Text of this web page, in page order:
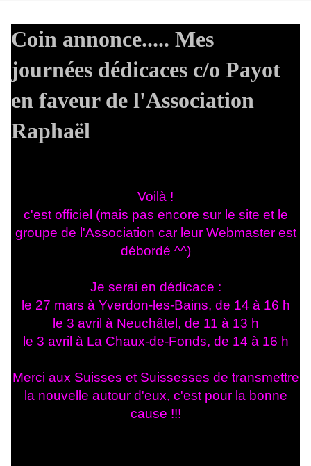
Coin annonce..... Mes
journées dédicaces c/o Payot
en faveur de l'Association
Raphaël
Voilà !
c'est officiel (mais pas encore sur le site et le
groupe de l'Association car leur Webmaster est
débordé ^^)
Je serai en dédicace :
le 27 mars à Yverdon-les-Bains, de 14 à 16 h
le 3 avril à Neuchâtel, de 11 à 13 h
le 3 avril à La Chaux-de-Fonds, de 14 à 16 h
Merci aux Suisses et Suissesses de transmettre
la nouvelle autour d'eux, c'est pour la bonne
cause !!!